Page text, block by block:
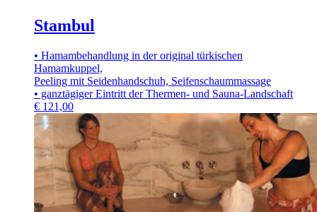
Stambul
• Hamambehandlung in der original türkischen
Hamamkuppel,
Peeling mit Seidenhandschuh, Seifenschaummassage
• ganztägiger Eintritt der Thermen- und Sauna-Landschaft
€ 121,00